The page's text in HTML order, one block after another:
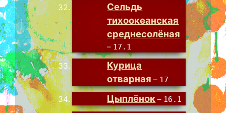
Сельдь
тихоокеанская
среднесолёная
– 17.1
Курица
отварная – 17
Цыплёнок – 16.1